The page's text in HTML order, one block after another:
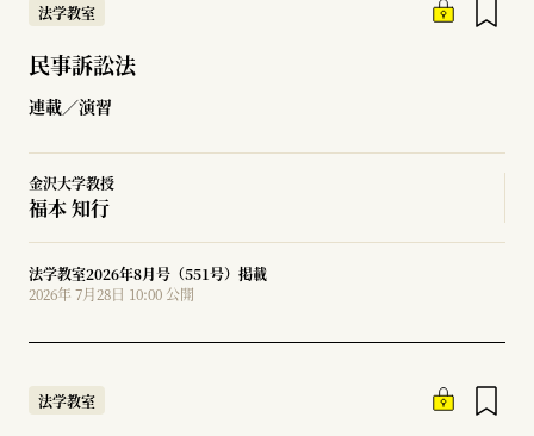
法学教室
民事訴訟法
連載／演習
金沢大学教授
福本 知行
法学教室2026年8月号（551号）掲載
2026年 7月28日 10:00 公開
法学教室